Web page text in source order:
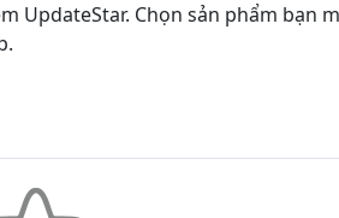
UpdateStar. Chọn sản phẩm bạn